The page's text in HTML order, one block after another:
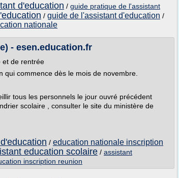
d'education / guide pratique de l'assistant
/ guide de l'assistant d'education /
nationale
- esen.education.fr
et de rentrée
commence dès le mois de novembre.
tous les personnels le jour ouvré précédent
scolaire , consulter le site du ministère de
/ education nationale inscription
education scolaire / assistant
inscription reunion